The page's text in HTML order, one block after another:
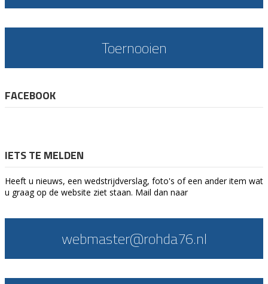
Toernooien
FACEBOOK
IETS TE MELDEN
Heeft u nieuws, een wedstrijdverslag, foto's of een ander item wat
u graag op de website ziet staan. Mail dan naar
webmaster@rohda76.nl